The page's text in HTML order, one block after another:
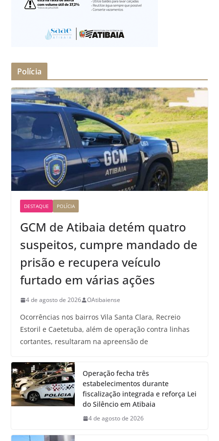
Polícia
DESTAQUE POLÍCIA
GCM de Atibaia detém quatro
suspeitos, cumpre mandado de
prisão e recupera veículo
furtado em várias ações
4 de agosto de 2026 OAtibaiense
Ocorrências nos bairros Vila Santa Clara, Recreio
Estoril e Caetetuba, além de operação contra linhas
cortantes, resultaram na apreensão de
Operação fecha três
estabelecimentos durante
fiscalização integrada e reforça Lei
do Silêncio em Atibaia
4 de agosto de 2026